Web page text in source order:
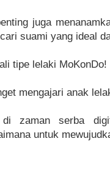
juga
suami yang ideal
tipe lelaki MoKonDo!
mengajari anak
zaman serba
untuk